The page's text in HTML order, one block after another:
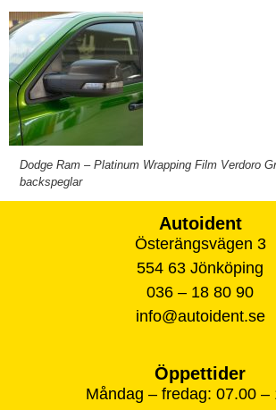
Dodge Ram – Platinum Wrapping Film Verdoro
backspeglar
Autoident
Österängsvägen 3
554 63 Jönköping
036 – 18 80 90
info@autoident.se
Öppettider
Måndag – fredag: 07.00 –